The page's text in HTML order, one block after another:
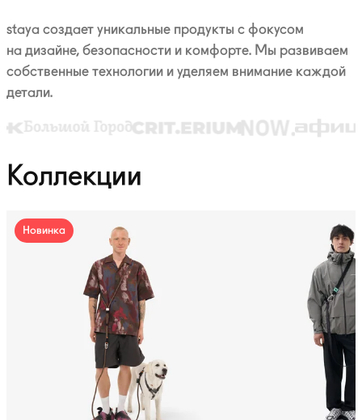
staya создает уникальные продукты с фокусом
на дизайне, безопасности и комфорте. Мы развиваем
собственные технологии и уделяем внимание каждой
детали.
Коллекции
Новинка